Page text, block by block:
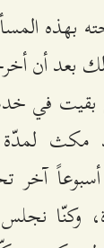
بهذه
أن
بقيت في
لمدّة
آخر
وكنّا